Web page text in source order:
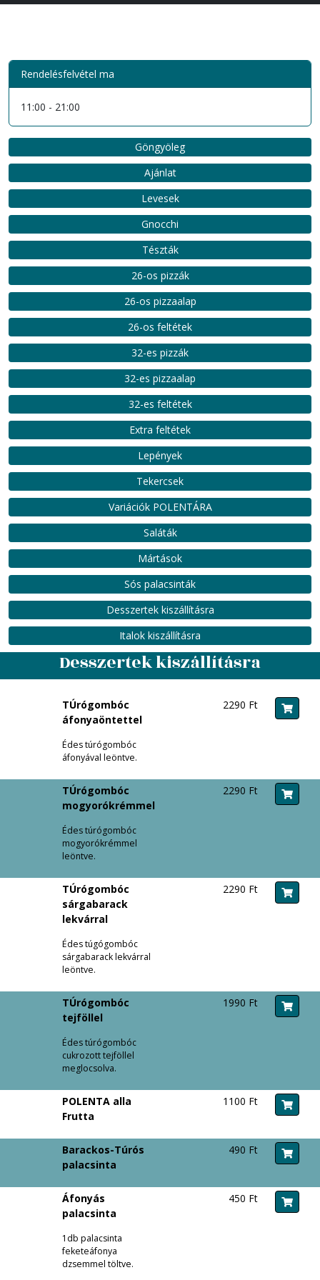
Rendelésfelvétel ma
11:00 - 21:00
Göngyöleg
Ajánlat
Levesek
Gnocchi
Tészták
26-os pizzák
26-os pizzaalap
26-os feltétek
32-es pizzák
32-es pizzaalap
32-es feltétek
Extra feltétek
Lepények
Tekercsek
Variációk POLENTÁRA
Saláták
Mártások
Sós palacsinták
Desszertek kiszállításra
Italok kiszállításra
Desszertek kiszállításra
TÚrógombóc
áfonyaöntettel
Édes túrógombóc
áfonyával leöntve.
2290 Ft
TÚrógombóc
mogyorókrémmel
Édes túrógombóc
mogyorókrémmel
leöntve.
2290 Ft
TÚrógombóc
sárgabarack
lekvárral
Édes túgógombóc
sárgabarack lekvárral
leöntve.
2290 Ft
TÚrógombóc
tejföllel
Édes túrógombóc
cukrozott tejföllel
meglocsolva.
1990 Ft
POLENTA alla
Frutta
1100 Ft
Barackos-Túrós
palacsinta
490 Ft
Áfonyás
palacsinta
1db palacsinta
feketeáfonya
dzsemmel töltve.
450 Ft